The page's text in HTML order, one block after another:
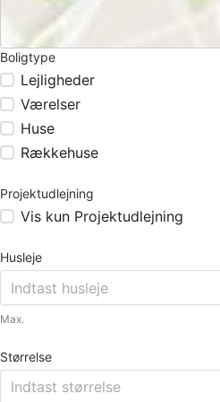
Boligtype
Lejligheder
Værelser
Huse
Rækkehuse
Projektudlejning
Vis kun Projektudlejning
Husleje
Max.
Størrelse